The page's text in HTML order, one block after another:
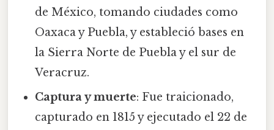
de México, tomando ciudades como
Oaxaca y Puebla, y estableció bases en
la Sierra Norte de Puebla y el sur de
Veracruz.
Captura y muerte: Fue traicionado,
capturado en 1815 y ejecutado el 22 de